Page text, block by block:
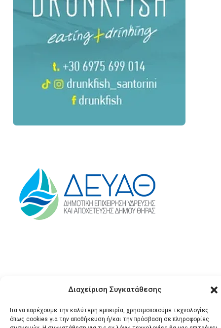
Διαχείριση Συγκατάθεσης
Για να παρέχουμε την καλύτερη εμπειρία, χρησιμοποιούμε τεχνολογίες
όπως cookies για την αποθήκευση ή/και την πρόσβαση σε πληροφορίες
© 2026 Santonews - Όλα
τα δικαιώματα